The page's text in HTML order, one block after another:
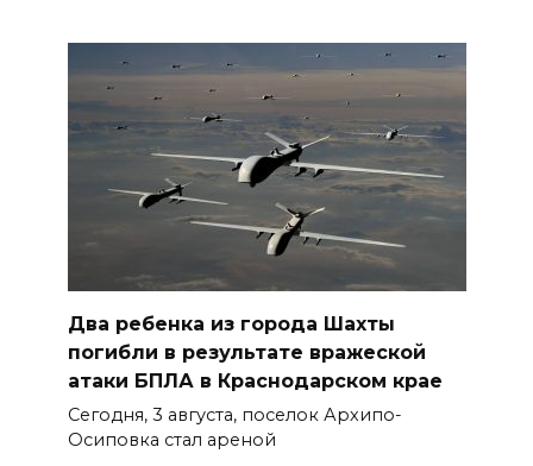
Два ребенка из города Шахты
погибли в результате вражеской
атаки БПЛА в Краснодарском крае
Сегодня, 3 августа, поселок Архипо-
Осиповка стал ареной